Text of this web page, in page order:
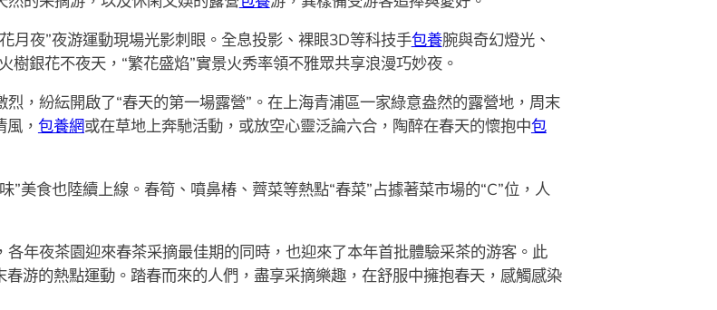
月夜”夜游運動現場光影刺眼。全息投影、裸眼3D等科技手包養腕與奇幻燈光、
樹銀花不夜天，“繁花盛焰”實景火秀率領不雅眾共享浪漫巧妙夜。
，紛紜開啟了“春天的第一場露營”。在上海青浦區一家綠意盎然的露營地，周末
， 包養網或在草地上奔馳活動，或放空心靈泛論六合，陶醉在春天的懷抱中包
”美食也陸續上線。春筍、噴鼻椿、薺菜等熱點“春菜”占據著菜市場的“C”位，人
年夜茶園迎來春茶采摘最佳期的同時，也迎來了本年首批體驗采茶的游客。此
游的熱點運動。踏春而來的人們，盡享采摘樂趣，在舒服中擁抱春天，感觸感染